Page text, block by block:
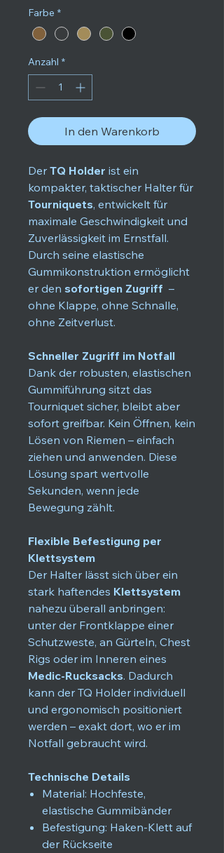
Farbe *
Anzahl *
In den Warenkorb
Der TQ Holder ist ein
kompakter, taktischer Halter für
Tourniquets, entwickelt für
maximale Geschwindigkeit und
Zuverlässigkeit im Ernstfall.
Durch seine elastische
Gummikonstruktion ermöglicht
er den sofortigen Zugriff –
ohne Klappe, ohne Schnalle,
ohne Zeitverlust.
Schneller Zugriff im Notfall
Dank der robusten, elastischen
Gummiführung sitzt das
Tourniquet sicher, bleibt aber
sofort greifbar. Kein Öffnen, kein
Lösen von Riemen – einfach
ziehen und anwenden. Diese
Lösung spart wertvolle
Sekunden, wenn jede
Bewegung zählt.
Flexible Befestigung per
Klettsystem
Der Halter lässt sich über ein
stark haftendes Klettsystem
nahezu überall anbringen:
unter der Frontklappe einer
Schutzweste, an Gürteln, Chest
Rigs oder im Inneren eines
Medic-Rucksacks. Dadurch
kann der TQ Holder individuell
und ergonomisch positioniert
werden – exakt dort, wo er im
Notfall gebraucht wird.
Technische Details
Material: Hochfeste,
elastische Gummibänder
Befestigung: Haken-Klett auf
der Rückseite